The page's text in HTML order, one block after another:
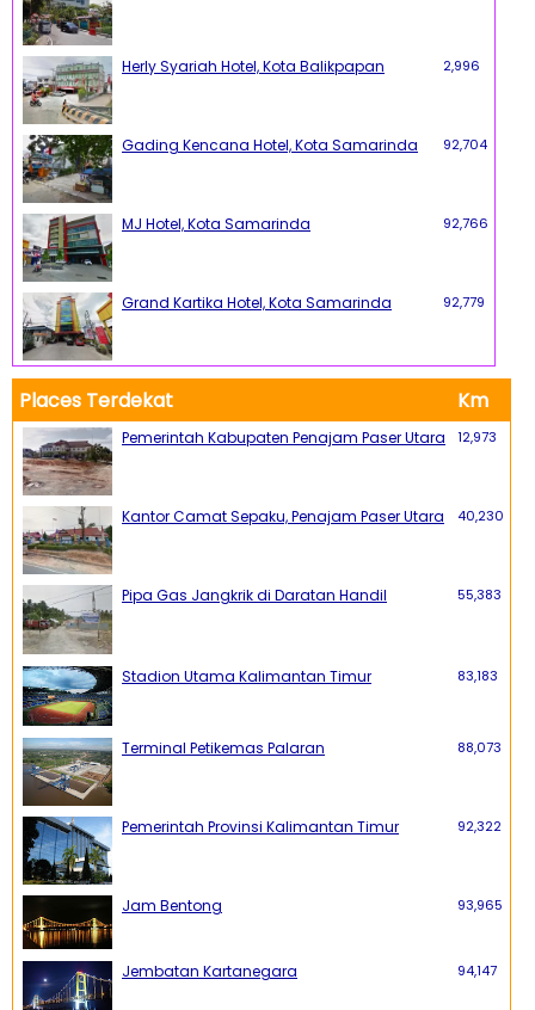
Herly Syariah Hotel, Kota Balikpapan 2,996
Gading Kencana Hotel, Kota Samarinda 92,704
MJ Hotel, Kota Samarinda 92,766
Grand Kartika Hotel, Kota Samarinda 92,779
Places Terdekat Km
Pemerintah Kabupaten Penajam Paser Utara 12,973
Kantor Camat Sepaku, Penajam Paser Utara 40,230
Pipa Gas Jangkrik di Daratan Handil 55,383
Stadion Utama Kalimantan Timur 83,183
Terminal Petikemas Palaran 88,073
Pemerintah Provinsi Kalimantan Timur 92,322
Jam Bentong 93,965
Jembatan Kartanegara 94,147